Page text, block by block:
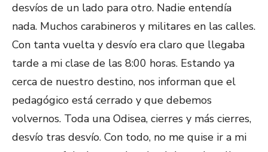
desvíos de un lado para otro. Nadie entendía
nada. Muchos carabineros y militares en las calles.
Con tanta vuelta y desvío era claro que llegaba
tarde a mi clase de las 8:00 horas. Estando ya
cerca de nuestro destino, nos informan que el
pedagógico está cerrado y que debemos
volvernos. Toda una Odisea, cierres y más cierres,
desvío tras desvío. Con todo, no me quise ir a mi